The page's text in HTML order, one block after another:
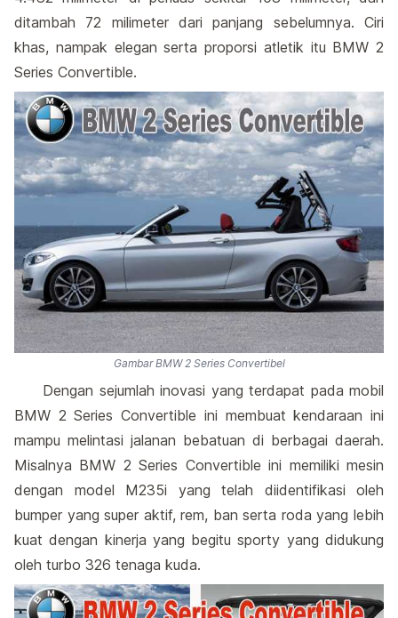
ditambah 72 milimeter dari panjang sebelumnya. Ciri
khas, nampak elegan serta proporsi atletik itu BMW 2
Series Convertible.
Gambar BMW 2 Series Convertibel
Dengan sejumlah inovasi yang terdapat pada mobil
BMW 2 Series Convertible ini membuat kendaraan ini
mampu melintasi jalanan bebatuan di berbagai daerah.
Misalnya BMW 2 Series Convertible ini memiliki mesin
dengan model M235i yang telah diidentifikasi oleh
bumper yang super aktif, rem, ban serta roda yang lebih
kuat dengan kinerja yang begitu sporty yang didukung
oleh turbo 326 tenaga kuda.